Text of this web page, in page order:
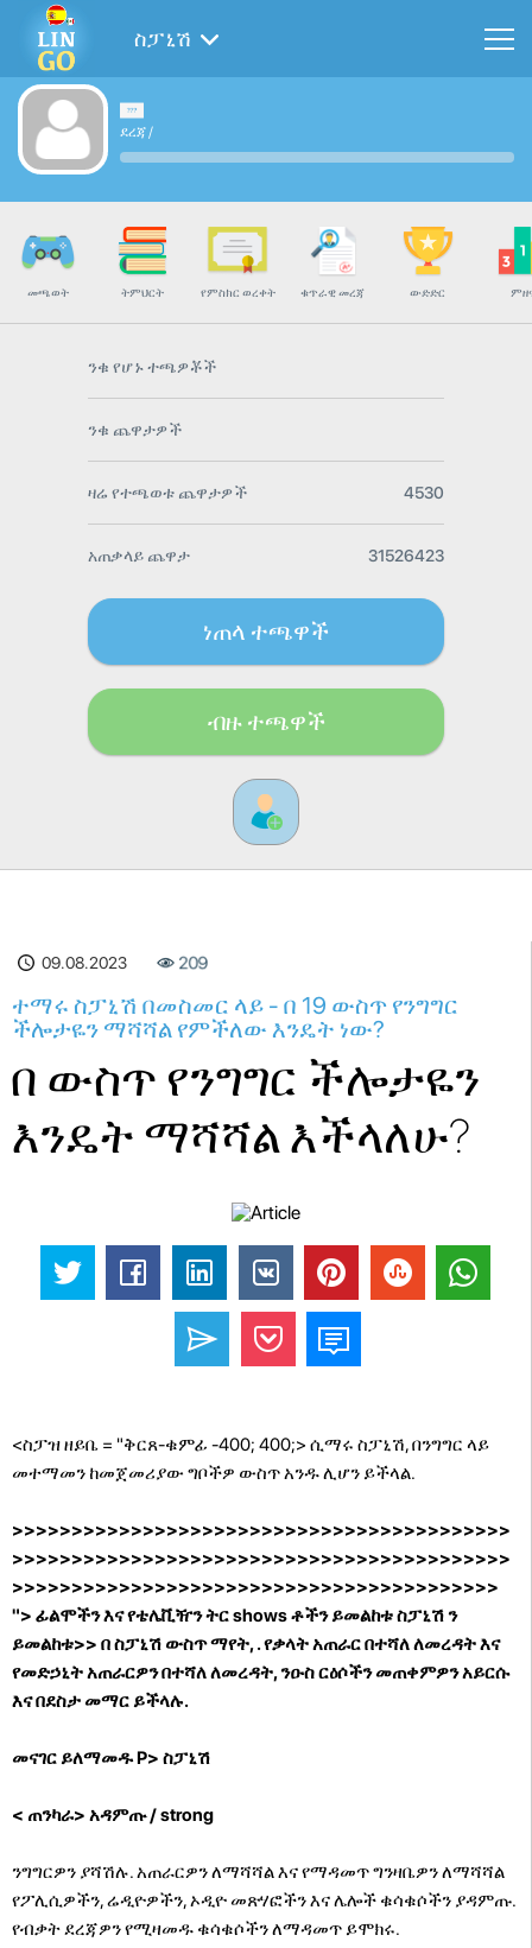
ስፓኒሽ
ደረጃ/
መጫወት ትምህርት የምስክር ወረቀት ቁጥራዊ መረጃ ውድድር
ንቁ የሆኑ ተጫዎቾች
ንቁ ጨዋታዎች
ዛሬ የተጫወቱ ጨዋታዎች 4530
አጠቃላይ ጨዋታ 31526423
ነጠላ ተጫዋች
ብዙ ተጫዋች
09.08.2023 209
ተማሩ ስፓኒሽ በመስመር ላይ - በ 19 ውስጥ የንግግር
ችሎታዬን ማሻሻል የምችለው እንዴት ነው?
በ ውስጥ የንግግር ችሎታዬን
እንዴት ማሻሻል እችላለሁ?
<ስፓዝ ዘይቤ = "ቅርጸ-ቁምፊ -400; 400;> ሲማሩ ስፓኒሽ, በንግግር ላይ
መተማመን ከመጀመሪያው ግቦችዎ ውስጥ አንዱ ሊሆን ይችላል.
>>>>>>>>>>>>>>>>>>>>>>>>>>>>>>>>>>>>>>>>>>
>>>>>>>>>>>>>>>>>>>>>>>>>>>>>>>>>>>>>>>>>>
>>>>>>>>>>>>>>>>>>>>>>>>>>>>>>>>>>>>>>>>>
"> ፊልሞችን እና የቴሌቪዥን ትር shows ቶችን ይመልከቱ ስፓኒሽ ን
ይመልከቱ>> በ ስፓኒሽ ውስጥ ማየት, . የቃላት አጠራር በተሻለ ለመረዳት እና
የመድኃኒት አጠራርዎን በተሻለ ለመረዳት, ንዑስ ርዕሶችን መጠቀምዎን አይርሱ
እና በደስታ መማር ይችላሉ.
መናገር ይለማመዱ P> ስፓኒሽ
< ጠንካራ> አዳምጡ / strong
ንግግርዎን ያሻሽሉ. አጠራርዎን ለማሻሻል እና የማዳመጥ ግንዛቤዎን ለማሻሻል
የፖሊሲዎችን, ሬዲዮዎችን, ኦዲዮ መጽሃፎችን እና ሌሎች ቁሳቁሶችን ያዳምጡ.
የብቃት ደረጃዎን የሚዛመዱ ቁሳቁሶችን ለማዳመጥ ይሞክሩ.